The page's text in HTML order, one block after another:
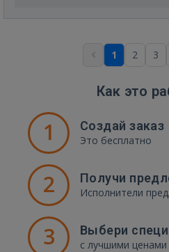
1 2 3
Как это
1 Создай заказ
Это бесплатно
2 Получи
Исполнители
3 Выбери
с лучшими